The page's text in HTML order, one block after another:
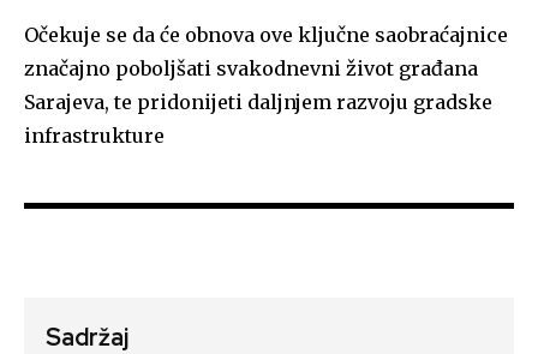
Očekuje se da će obnova ove ključne saobraćajnice
značajno poboljšati svakodnevni život građana
Sarajeva, te pridonijeti daljnjem razvoju gradske
infrastrukture
Sadržaj